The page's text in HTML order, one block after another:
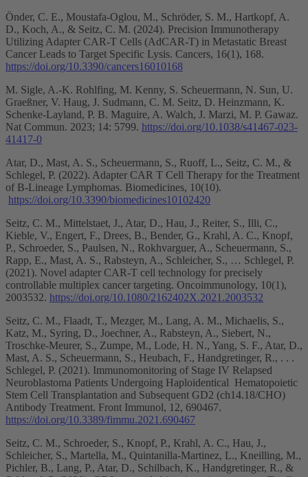
Önder, C. E., Moustafa-Oglou, M., Schröder, S. M., Hartkopf, A.
D., Koch, A., & Seitz, C. M. (2024). Precision Immunotherapy
Utilizing Adapter CAR-T Cells (AdCAR-T) in Metastatic Breast
Cancer Leads to Target Specific Lysis. Cancers, 16(1), 168.
https://doi.org/10.3390/cancers16010168
M. Sigle, A.-K. Rohlfing, M. Kenny, S. Scheuermann, N. Sun, U.
Graeßner, V. Haug, J. Sudmann, C. M. Seitz, D. Heinzmann, K.
Schenke-Layland, P. B. Maguire, A. Walch, J. Marzi, M. P. Gawaz.
Nat Commun. 2023; 14: 5799. https://doi.org/10.1038/s41467-023-
41417-0
Atar, D., Mast, A. S., Scheuermann, S., Ruoff, L., Seitz, C. M., &
Schlegel, P. (2022). Adapter CAR T Cell Therapy for the Treatment
of B-Lineage Lymphomas. Biomedicines, 10(10).
https://doi.org/10.3390/biomedicines10102420
Seitz, C. M., Mittelstaet, J., Atar, D., Hau, J., Reiter, S., Illi, C.,
Kieble, V., Engert, F., Drees, B., Bender, G., Krahl, A. C., Knopf,
P., Schroeder, S., Paulsen, N., Rokhvarguer, A., Scheuermann, S.,
Rapp, E., Mast, A. S., Rabsteyn, A., Schleicher, S., … Schlegel, P.
(2021). Novel adapter CAR-T cell technology for precisely
controllable multiplex cancer targeting. Oncoimmunology, 10(1),
2003532. https://doi.org/10.1080/2162402X.2021.2003532
Seitz, C. M., Flaadt, T., Mezger, M., Lang, A. M., Michaelis, S.,
Katz, M., Syring, D., Joechner, A., Rabsteyn, A., Siebert, N.,
Troschke-Meurer, S., Zumpe, M., Lode, H. N., Yang, S. F., Atar, D.,
Mast, A. S., Scheuermann, S., Heubach, F., Handgretinger, R., . . .
Schlegel, P. (2021). Immunomonitoring of Stage IV Relapsed
Neuroblastoma Patients Undergoing Haploidentical Hematopoietic
Stem Cell Transplantation and Subsequent GD2 (ch14.18/CHO)
Antibody Treatment. Front Immunol, 12, 690467.
https://doi.org/10.3389/fimmu.2021.690467
Seitz, C. M., Schroeder, S., Knopf, P., Krahl, A. C., Hau, J.,
Schleicher, S., Martella, M., Quintanilla-Martinez, L., Kneilling, M.,
Pichler, B., Lang, P., Atar, D., Schilbach, K., Handgretinger, R., &